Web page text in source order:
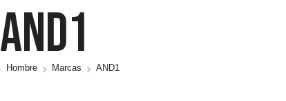
AND1
Hombre Marcas AND1